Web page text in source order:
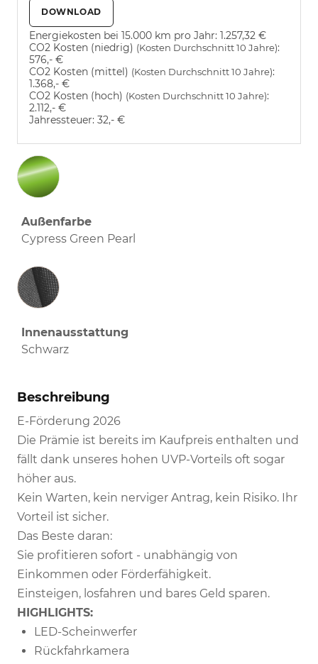
DOWNLOAD
Energiekosten bei 15.000 km pro Jahr: 1.257,32 €
CO2 Kosten (niedrig) (Kosten Durchschnitt 10 Jahre):
576,- €
CO2 Kosten (mittel) (Kosten Durchschnitt 10 Jahre):
1.368,- €
CO2 Kosten (hoch) (Kosten Durchschnitt 10 Jahre):
2.112,- €
Jahressteuer: 32,- €
Außenfarbe
Cypress Green Pearl
Innenausstattung
Innenausstattung
Schwarz
Beschreibung
E-Förderung 2026
Die Prämie ist bereits im Kaufpreis enthalten und
fällt dank unseres hohen UVP-Vorteils oft sogar
höher aus.
Kein Warten, kein nerviger Antrag, kein Risiko. Ihr
Vorteil ist sicher.
Das Beste daran:
Sie profitieren sofort - unabhängig von
Einkommen oder Förderfähigkeit.
Einsteigen, losfahren und bares Geld sparen.
HIGHLIGHTS:
LED-Scheinwerfer
Rückfahrkamera